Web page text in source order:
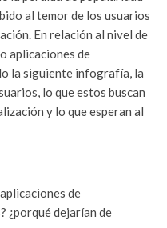
al temor de los usuarios
En relación al nivel de
aplicaciones de
la siguiente infografía, la
lo que estos buscan
y lo que esperan al
de
¿porqué dejarían de